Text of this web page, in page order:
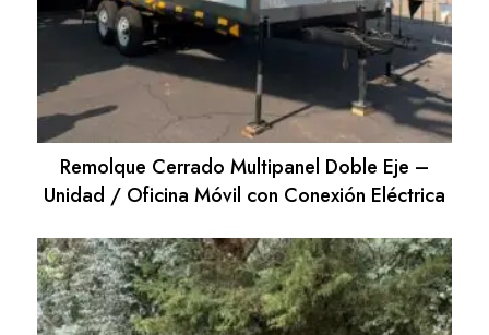
Remolque Cerrado Multipanel Doble Eje –
Unidad / Oficina Móvil con Conexión Eléctrica